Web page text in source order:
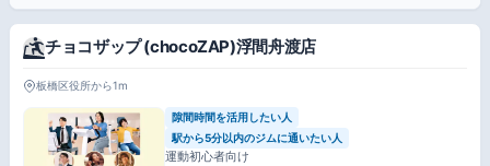
チョコザップ (chocoZAP)浮間舟渡店
板橋区役所から1m
隙間時間を活用したい人
駅から5分以内のジムに通いたい人
運動初心者向け